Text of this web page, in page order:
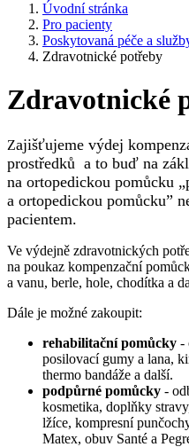
Úvodní stránka
Pro pacienty
Poskytovaná péče a
Zdravotnické potřeby
Zdravotnické
Zajišťujeme výdej
prostředků a to buď na
na ortopedickou pomůcku
a ortopedickou pomůcku”
pacientem.
Ve výdejně zdravotnických
na poukaz kompenzační
a vanu, berle, hole, chodítka a
Dále je možné zakoupit:
rehabilitační pomůcky -
posilovací gumy a lana,
thermo bandáže a další.
podpůrné pomůcky -
kosmetika, doplňky
lžíce, kompresní
Matex, obuv Santé a